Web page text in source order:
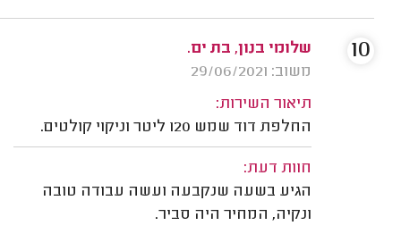
שלומי בנון, בת ים.
משוב: 29/06/2021
תיאור השירות:
החלפת דוד שמש 120 ליטר וניקוי קולטים.
חוות דעת:
הגיע בשעה שנקבעה ועשה עבודה טובה
ונקיה, המחיר היה סביר.
10